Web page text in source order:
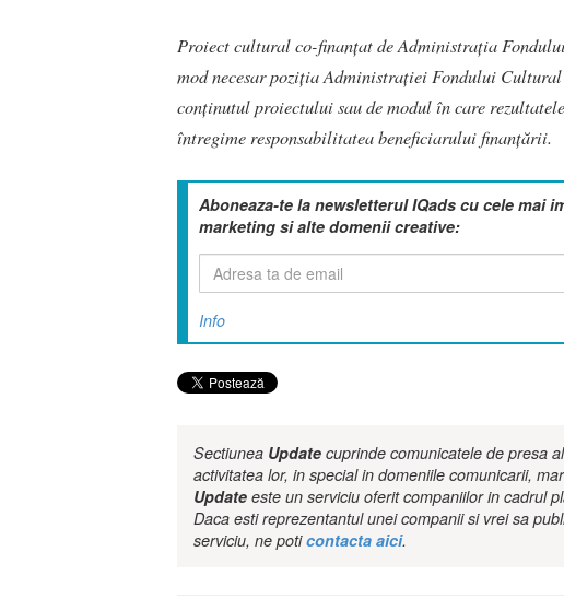
Proiect cultural co-finanțat de Administrația
mod necesar poziția Administrației Fondului
conținutul proiectului sau de modul în care
întregime responsabilitatea beneficiarului finanțării.
Aboneaza-te la newsletterul IQads cu cele mai
marketing si alte domenii creative:
Info
Sectiunea Update cuprinde comunicatele de presa
activitatea lor, in special in domeniile comunicarii,
Update este un serviciu oferit companiilor in cadrul
Daca esti reprezentantul unei companii si vrei sa
serviciu, ne poticontacta aici.